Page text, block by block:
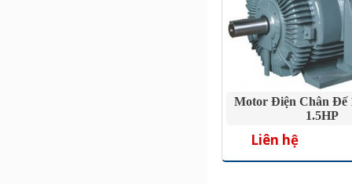
Motor Điện Chân Đế
1.5HP
Liên hệ